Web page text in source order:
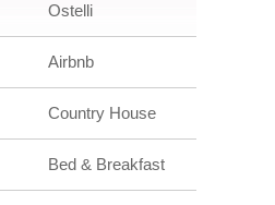
Ostelli
Airbnb
Country House
Bed & Breakfast